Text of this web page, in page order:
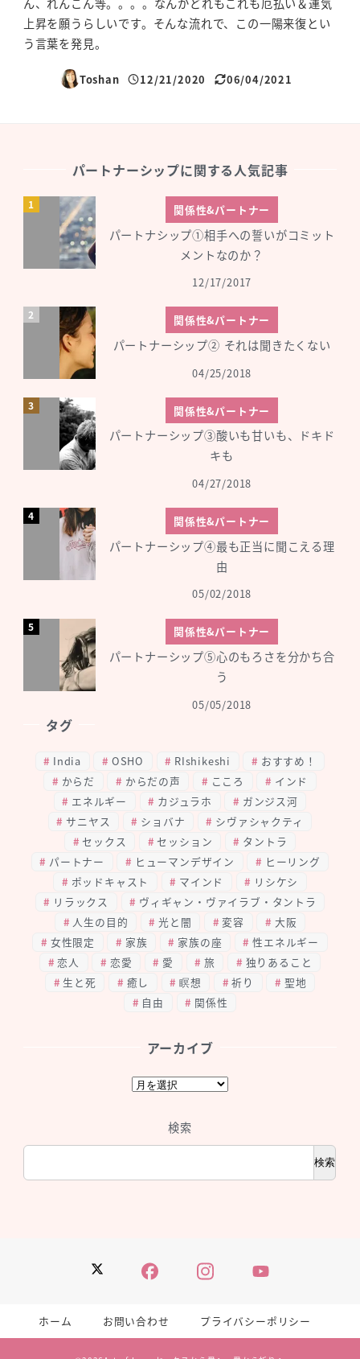
ん、れんこん等。。。。なんかどれもこれも厄払い＆運気
上昇を願うらしいです。そんな流れで、この一陽来復とい
う言葉を発見。
Toshan
投稿日
12/21/2020
更新日
06/04/2021
Twitter FacebookInstagramYouTube
パートナーシップに関する人気記事
関係性&パートナー
パートナシップ①相手への誓いがコミット
メントなのか？
12/17/2017
関係性&パートナー
パートナーシップ② それは聞きたくない
04/25/2018
関係性&パートナー
パートナーシップ③酸いも甘いも、ドキド
キも
04/27/2018
関係性&パートナー
パートナーシップ④最も正当に聞こえる理
由
05/02/2018
関係性&パートナー
パートナーシップ⑤心のもろさを分かち合
う
05/05/2018
タグ
India OSHO RIshikeshi
おすすめ！
からだ
からだの声 こころ
インド
エネルギー
カジュラホ
ガンジス河
サニヤス
ショバナ
シヴァシャクティ
セックス
セッション
タントラ
パートナー
ヒューマンデザイン
ヒーリング
ポッドキャスト
マインド
リシケシ
リラックス
ヴィギャン・ヴァイラブ・タントラ
人生の目的
光と闇 変容
大阪
女性限定
家族 家族の座
性エネルギー
恋人
恋愛 愛 旅
独りあること
生と死
癒し 瞑想 祈り
聖地
自由
関係性
アーカイブ
ア
イ
検索
検索
ホーム お問い合わせ プライバシーポリシー